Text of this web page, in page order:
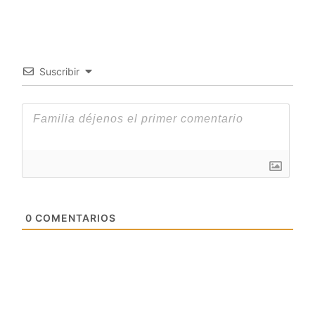
Suscribir
0 COMENTARIOS